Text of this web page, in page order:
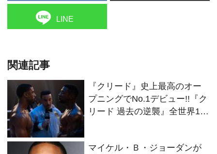
LINE
関連記事
『クリード』史上最高のオー
プニングでNo.1デビュー!!『ク
リード 過去の逆襲』全世界1億
マイケル・Ｂ・ジョーダンが